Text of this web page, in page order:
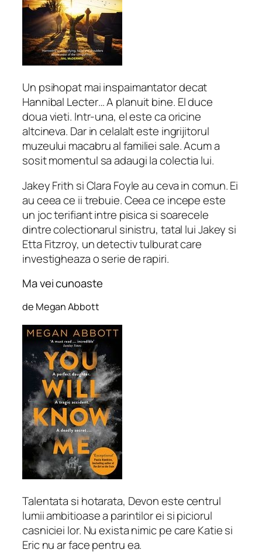
Un psihopat mai inspaimantator decat
Hannibal Lecter… A planuit bine. El duce
doua vieti. Intr-una, el este ca oricine
altcineva. Dar in celalalt este ingrijitorul
muzeului macabru al familiei sale. Acum a
sosit momentul sa adaugi la colectia lui.
Jakey Frith si Clara Foyle au ceva in comun. Ei
au ceea ce ii trebuie. Ceea ce incepe este
un joc terifiant intre pisica si soarecele
dintre colectionarul sinistru, tatal lui Jakey si
Etta Fitzroy, un detectiv tulburat care
investigheaza o serie de rapiri.
Ma vei cunoaste
de Megan Abbott
Talentata si hotarata, Devon este centrul
lumii ambitioase a parintilor ei si piciorul
casniciei lor. Nu exista nimic pe care Katie si
Eric nu ar face pentru ea.